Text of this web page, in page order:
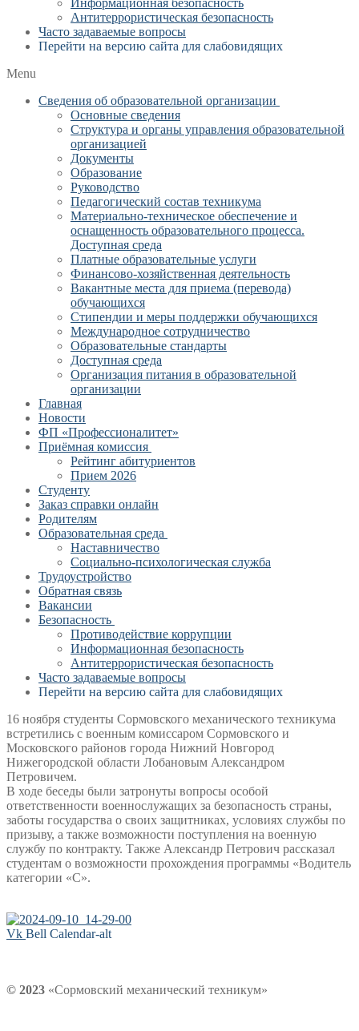
Антитеррористическая безопасность
Часто задаваемые вопросы
Перейти на версию сайта для слабовидящих
Menu
Сведения об образовательной организации
Основные сведения
Структура и органы управления образовательной
организацией
Документы
Образование
Руководство
Педагогический состав техникума
Материально-техническое обеспечение и
оснащенность образовательного процесса.
Доступная среда
Платные образовательные услуги
Финансово-хозяйственная деятельность
Вакантные места для приема (перевода)
обучающихся
Стипендии и меры поддержки обучающихся
Международное сотрудничество
Образовательные стандарты
Доступная среда
Организация питания в образовательной
организации
Главная
Новости
ФП «Профессионалитет»
Приёмная комиссия
Рейтинг абитуриентов
Прием 2026
Студенту
Заказ справки онлайн
Родителям
Образовательная среда
Наставничество
Социально-психологическая служба
Трудоустройство
Обратная связь
Вакансии
Безопасность
Противодействие коррупции
Информационная безопасность
Антитеррористическая безопасность
Часто задаваемые вопросы
Перейти на версию сайта для слабовидящих
16 ноября студенты Сормовского механического техникума
встретились с военным комиссаром Сормовского и
Московского районов города Нижний Новгород
Нижегородской области Лобановым Александром
Петровичем.
В ходе беседы были затронуты вопросы особой
ответственности военнослужащих за безопасность страны,
заботы государства о своих защитниках, условиях службы по
призыву, а также возможности поступления на военную
службу по контракту. Также Александр Петрович рассказал
студентам о возможности прохождения программы «Водитель
категории «С».
Vk Bell Calendar-alt
© 2023 «Сормовский механический техникум»